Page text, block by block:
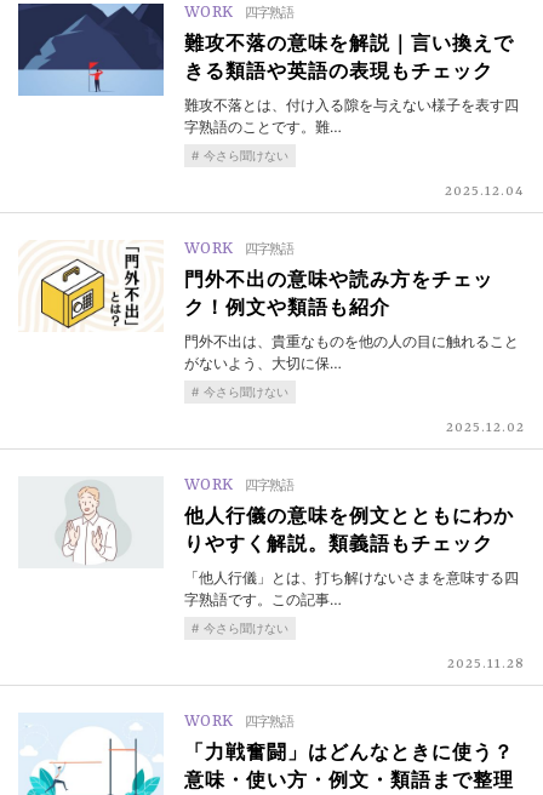
WORK 四字熟語
難攻不落の意味を解説｜言い換えで
きる類語や英語の表現もチェック
難攻不落とは、付け入る隙を与えない様子を表す四
字熟語のことです。難…
今さら聞けない
2025.12.04
WORK 四字熟語
門外不出の意味や読み方をチェッ
ク！例文や類語も紹介
門外不出は、貴重なものを他の人の目に触れること
がないよう、大切に保…
今さら聞けない
2025.12.02
WORK 四字熟語
他人行儀の意味を例文とともにわか
りやすく解説。類義語もチェック
「他人行儀」とは、打ち解けないさまを意味する四
字熟語です。この記事…
今さら聞けない
2025.11.28
WORK 四字熟語
「力戦奮闘」はどんなときに使う？
意味・使い方・例文・類語まで整理